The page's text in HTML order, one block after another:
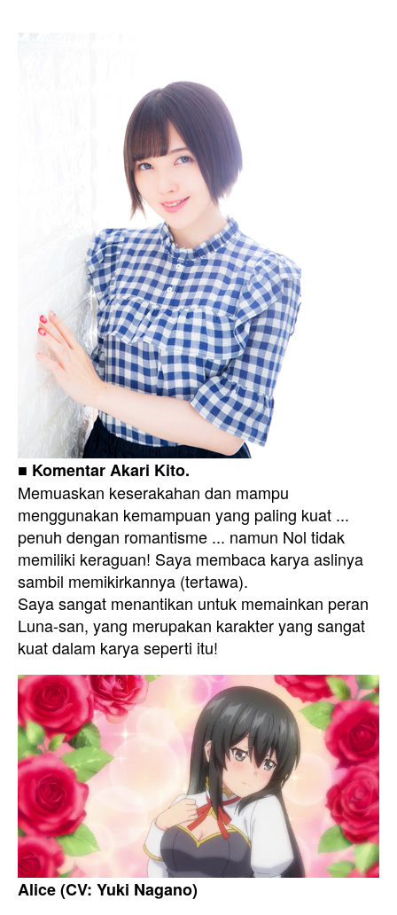
■ Komentar Akari Kito.
Memuaskan keserakahan dan mampu
menggunakan kemampuan yang paling kuat ...
penuh dengan romantisme ... namun Nol tidak
memiliki keraguan! Saya membaca karya aslinya
sambil memikirkannya (tertawa).
Saya sangat menantikan untuk memainkan peran
Luna-san, yang merupakan karakter yang sangat
kuat dalam karya seperti itu!
Alice (CV: Yuki Nagano)